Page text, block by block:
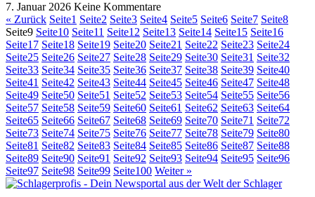
7. Januar 2026 Keine Kommentare
« Zurück Seite1 Seite2 Seite3 Seite4 Seite5 Seite6 Seite7 Seite8
Seite9 Seite10 Seite11 Seite12 Seite13 Seite14 Seite15 Seite16
Seite17 Seite18 Seite19 Seite20 Seite21 Seite22 Seite23 Seite24
Seite25 Seite26 Seite27 Seite28 Seite29 Seite30 Seite31 Seite32
Seite33 Seite34 Seite35 Seite36 Seite37 Seite38 Seite39 Seite40
Seite41 Seite42 Seite43 Seite44 Seite45 Seite46 Seite47 Seite48
Seite49 Seite50 Seite51 Seite52 Seite53 Seite54 Seite55 Seite56
Seite57 Seite58 Seite59 Seite60 Seite61 Seite62 Seite63 Seite64
Seite65 Seite66 Seite67 Seite68 Seite69 Seite70 Seite71 Seite72
Seite73 Seite74 Seite75 Seite76 Seite77 Seite78 Seite79 Seite80
Seite81 Seite82 Seite83 Seite84 Seite85 Seite86 Seite87 Seite88
Seite89 Seite90 Seite91 Seite92 Seite93 Seite94 Seite95 Seite96
Seite97 Seite98 Seite99 Seite100 Weiter »